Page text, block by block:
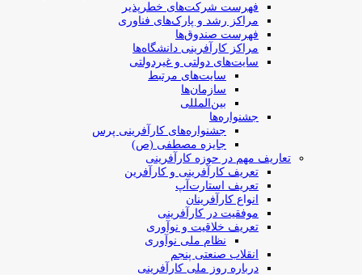
فهرست شرکت‌های خطرپذیر
مراکز رشد و پارک‌های فناوری
فهرست صندوق‌ها
مراکز کارآفرینی دانشگاه‌ها
سایت‌های دولتی و غیردولتی
سایت‌های مرتبط
سازمان‌ها
بین‌المللی
جشنواره‌ها
جشنواره‌های کارآفرینی‌ پرس
جایزه مصطفی (ص)
تعاریف مهم در حوزه کارآفرینی
تعریف کارآفرینی و کارآفرین
تعریف استارت‌آپ
انواع کارآفرینان
موفقیت در کارآفرینی
تعریف خلاقیت و نوآوری
نظام ملی نوآوری
انقلاب صنعتی پنجم
درباره روز ملی کارآفرینی